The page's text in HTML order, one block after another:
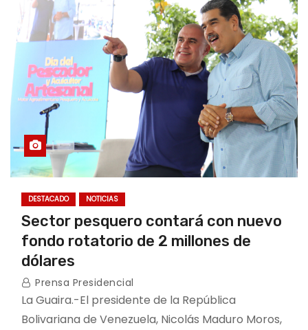
DESTACADO NOTICIAS
Sector pesquero contará con nuevo
fondo rotatorio de 2 millones de
dólares
Prensa Presidencial
La Guaira.-El presidente de la República
Bolivariana de Venezuela, Nicolás Maduro Moros,